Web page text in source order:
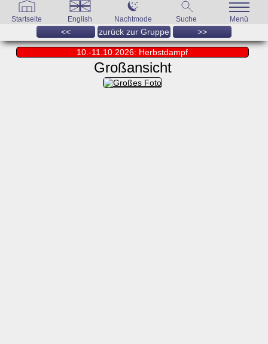
Startseite English Nachtmode Suche Menü
<< zurück zur Gruppe >>
10.-11.10.2026: Herbstdampf
Großansicht